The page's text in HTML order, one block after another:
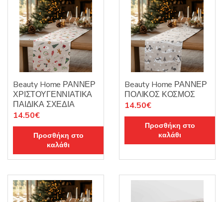
Beauty Home ΡΑΝΝΕΡ
ΧΡΙΣΤΟΥΓΕΝΝΙΑΤΙΚΑ
ΠΑΙΔΙΚΑ ΣΧΕΔΙΑ
14.50€
Προσθήκη στο
καλάθι
Beauty Home ΡΑΝΝΕΡ
ΠΟΛΙΚΟΣ ΚΟΣΜΟΣ
14.50€
Προσθήκη στο
καλάθι